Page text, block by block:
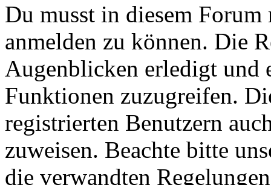
Du musst in diesem
anmelden zu können. Die
Augenblicken erledigt und
Funktionen zuzugreifen.
registrierten Benutzern
zuweisen. Beachte bitte
die verwandten